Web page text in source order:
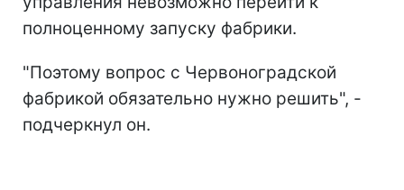
полноценному запуску фабрики.
"Поэтому вопрос с Червоноградской
фабрикой обязательно нужно решить", -
подчеркнул он.